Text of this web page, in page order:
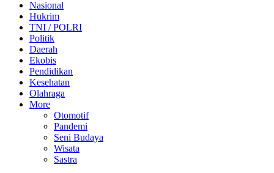
Nasional
Hukrim
TNI / POLRI
Politik
Daerah
Ekobis
Pendidikan
Kesehatan
Olahraga
More
Otomotif
Pandemi
Seni Budaya
Wisata
Sastra